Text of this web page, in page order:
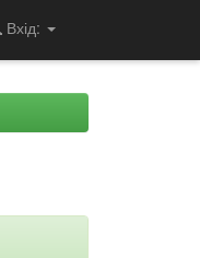
Вхід: